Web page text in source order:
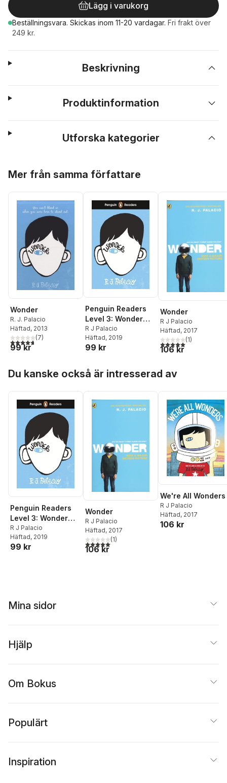
Lägg i varukorg
Beställningsvara. Skickas inom 11-20 vardagar. Fri frakt över
249 kr.
Beskrivning
Produktinformation
Utforska kategorier
Mer från samma författare
Wonder
R. J. Palacio
Häftad, 2013
4,7utav 5 stjärnor. Totalt antal röster:
(7)
99 kr
Penguin Readers
Level 3: Wonder
(ELT Graded
Reader)
R J Palacio
Häftad, 2019
99 kr
Wonder
R J Palacio
Häftad, 2017
5,0utav 5 stjärnor.
(1)
106 kr
Du kanske också är intresserad av
Penguin Readers
Level 3: Wonder
(ELT Graded
Reader)
R J Palacio
Häftad, 2019
99 kr
Wonder
R J Palacio
Häftad, 2017
5,0utav 5 stjärnor. Totalt antal röster:
(1)
106 kr
We're All Wonders
R J Palacio
Häftad, 2017
106 kr
Mina sidor
Hjälp
Om Bokus
Populärt
Inspiration